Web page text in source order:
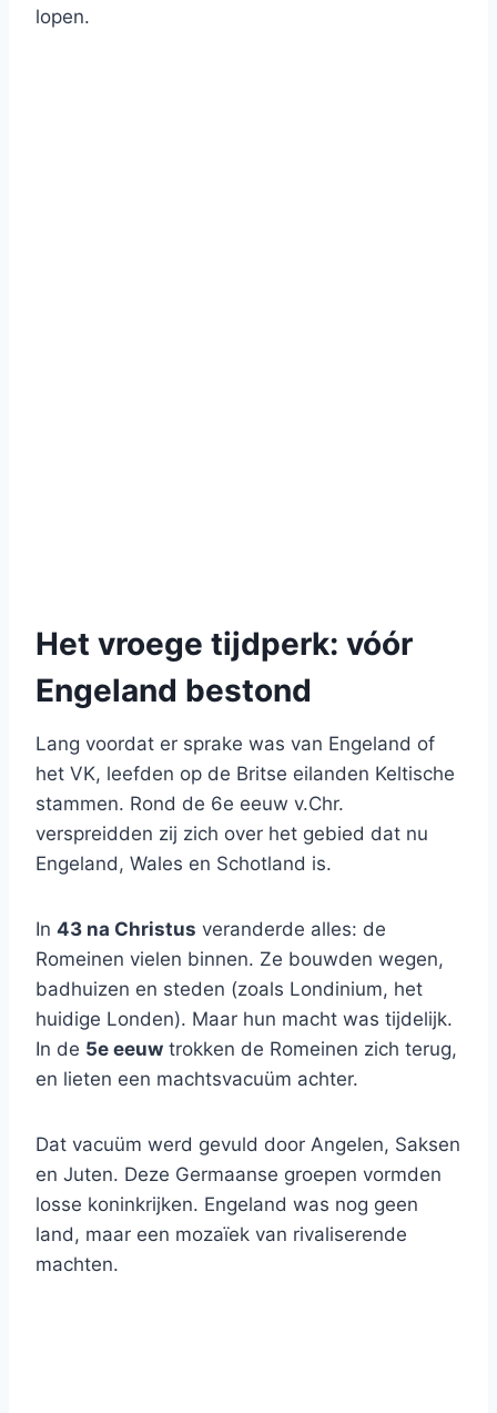
lopen.
Het vroege tijdperk: vóór
Engeland bestond
Lang voordat er sprake was van Engeland of
het VK, leefden op de Britse eilanden Keltische
stammen. Rond de 6e eeuw v.Chr.
verspreidden zij zich over het gebied dat nu
Engeland, Wales en Schotland is.
In 43 na Christus veranderde alles: de
Romeinen vielen binnen. Ze bouwden wegen,
badhuizen en steden (zoals Londinium, het
huidige Londen). Maar hun macht was tijdelijk.
In de 5e eeuw trokken de Romeinen zich terug,
en lieten een machtsvacuüm achter.
Dat vacuüm werd gevuld door Angelen, Saksen
en Juten. Deze Germaanse groepen vormden
losse koninkrijken. Engeland was nog geen
land, maar een mozaïek van rivaliserende
machten.